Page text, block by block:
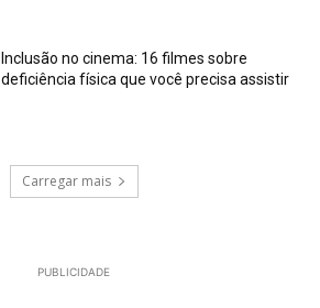
Inclusão no cinema: 16 filmes sobre
deficiência física que você precisa assistir
Carregar mais
PUBLICIDADE